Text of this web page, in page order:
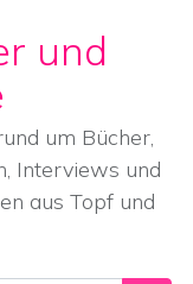
und
um Bücher,
Interviews und
aus Topf und